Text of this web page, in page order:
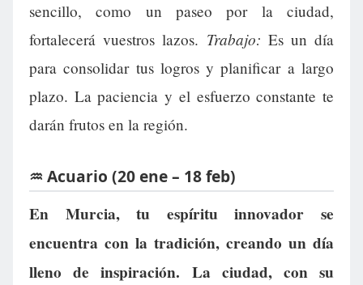
sencillo, como un paseo por la ciudad,
fortalecerá vuestros lazos. Trabajo: Es un día
para consolidar tus logros y planificar a largo
plazo. La paciencia y el esfuerzo constante te
darán frutos en la región.
♒ Acuario (20 ene – 18 feb)
En Murcia, tu espíritu innovador se
encuentra con la tradición, creando un día
lleno de inspiración. La ciudad, con su